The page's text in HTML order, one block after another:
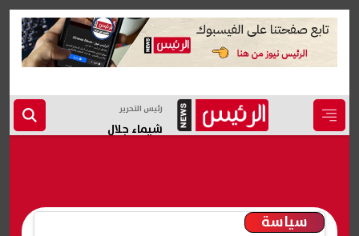
رئيس التحرير
شيماء جلال
سياسة